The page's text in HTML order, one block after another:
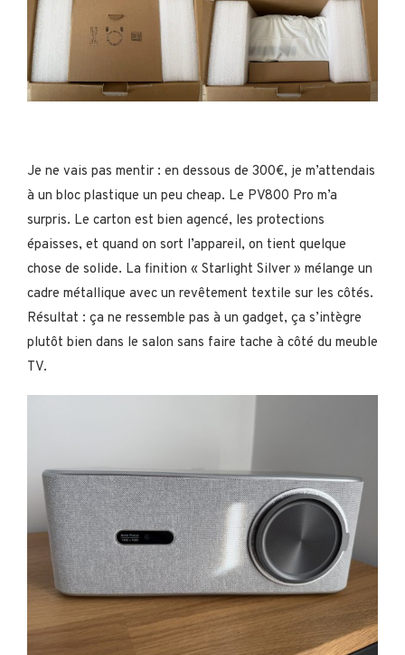
Je ne vais pas mentir : en dessous de 300€, je m’attendais
à un bloc plastique un peu cheap. Le PV800 Pro m’a
surpris. Le carton est bien agencé, les protections
épaisses, et quand on sort l’appareil, on tient quelque
chose de solide. La finition « Starlight Silver » mélange un
cadre métallique avec un revêtement textile sur les côtés.
Résultat : ça ne ressemble pas à un gadget, ça s’intègre
plutôt bien dans le salon sans faire tache à côté du meuble
TV.